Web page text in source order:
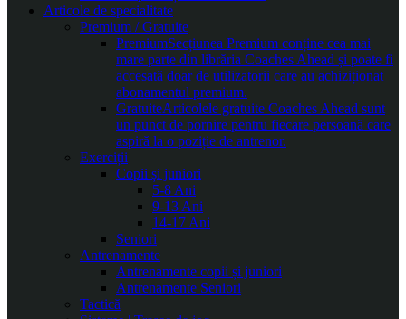
Articole de specialitate
Premium / Gratuite
PremiumSecțiunea Premium conține cea mai
mare parte din librăria Coaches Ahead și poate fi
accesată doar de utilizatorii care au achiziționat
abonamentul premium.
GratuiteArticolele gratuite Coaches Ahead sunt
un punct de pornire pentru fiecare persoană care
aspiră la o poziție de antrenor.
Exerciții
Copii și juniori
5-8 Ani
9-13 Ani
14-17 Ani
Seniori
Antrenamente
Antrenamente copii și juniori
Antrenamente Seniori
Tactică